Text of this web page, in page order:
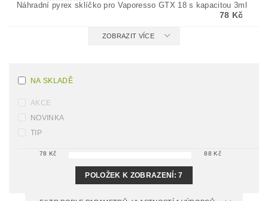
Náhradní pyrex sklíčko pro Vaporesso GTX 18 s kapacitou 3ml
78 Kč
ZOBRAZIT VÍCE
NA SKLADĚ
AKCE
NOVINKA
TIP
78 Kč 88 Kč
POLOŽEK K ZOBRAZENÍ:7